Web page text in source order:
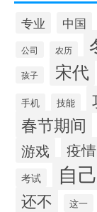
专业 中国
公司 农历
孩子 宋代
手机 技能
春节期间
游戏 疫情
考试
自
还不 这一